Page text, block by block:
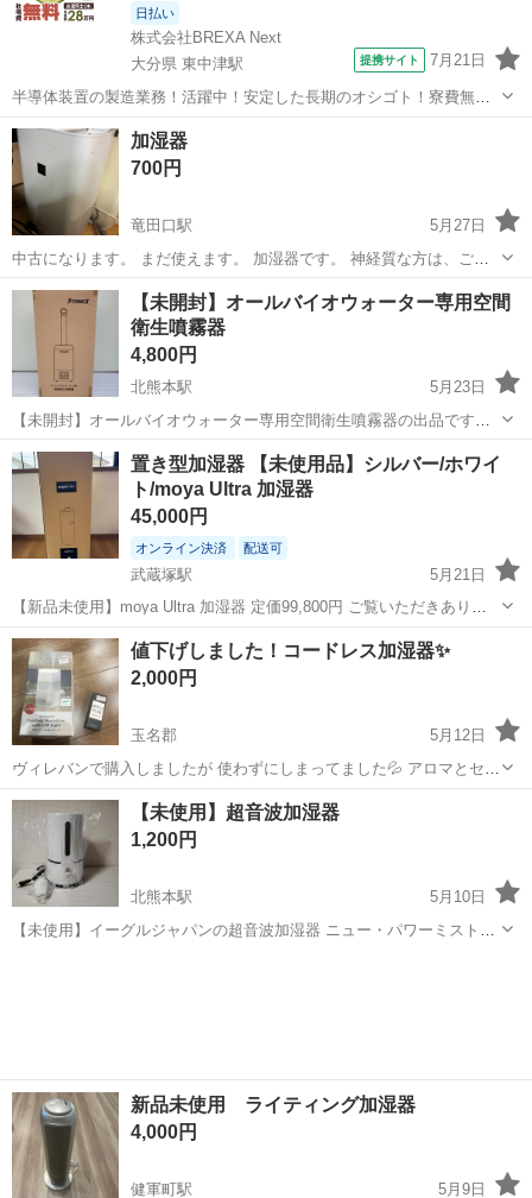
日払い
株式会社BREXA Next
大分県 東中津駅
提携サイト 7月21日
半導体装置の製造業務！活躍中！安定した長期のオシゴト！寮費無料
★赴任旅費会社負担◎20代～40代の男性活躍中★未経験活躍中！高時
給1,500円！《大分県中津市》 人気の工場のお仕事 ◇半導体装置内部
のシート製造◇ ＊クリー...
大分 中津市 東中津駅
加湿器
700円
竜田口駅
5月27日
中古になります。 まだ使えます。 加湿器です。 神経質な方は、ご遠
慮ください。 宜しくお願いします。 最終値下げ
熊本 熊本市 竜田口駅 季節、空調家電
【未開封】オールバイオウォーター専用空間
衛生噴霧器
4,800円
北熊本駅
5月23日
【未開封】オールバイオウォーター専用空間衛生噴霧器の出品です。
連続使用時間 24時間 噴霧消費量 （1時間あたり）500ml～
1,000ml 性能 湿度調整、タイマー機能 適用面積 10畳
～80畳 ...
熊本 熊本市 北熊本駅 季節、空調家電
置き型加湿器 【未使用品】シルバー/ホワイ
ト/moya Ultra 加湿器
45,000円
オンライン決済 配送可
武蔵塚駅
5月21日
【新品未使用】moya Ultra 加湿器 定価99,800円 ご覧いただきありが
とうございます。 moya Ultra（通常価格 ¥99,800）の出品です。 写真
を撮る為に開封し、撮影しました^_^ 【商品特徴】...
熊本 熊本市 武蔵塚駅 季節、空調家電 Ultra
値下げしました！コードレス加湿器✨
2,000円
玉名郡
5月12日
ヴィレバンで購入しましたが 使わずにしまってました💦 アロマとセッ
トで4928円しました🤭笑 未使用なのでどなたか使ってください＾＾
熊本 玉名郡 季節、空調家電 セット
【未使用】超音波加湿器
1,200円
北熊本駅
5月10日
【未使用】イーグルジャパンの超音波加湿器 ニュー・パワーミスト
新品未使用 ライティング加湿器
4,000円
健軍町駅
5月9日